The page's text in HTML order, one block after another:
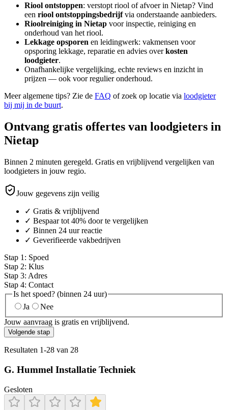
Riool ontstoppen: verstopt riool of afvoer in Nietap? Vind
een riool ontstoppingsbedrijfvia onderstaande aanbieders.
Rioolreiniging in Nietap voor inspectie, reiniging en
onderhoud van het riool.
Lekkage opsporen en leidingwerk: vakmensen voor
opsporing lekkage, reparatie en advies overkosten
loodgieter.
Onafhankelijke vergelijking, echte reviews en inzicht in
prijzen — ook voor regulier onderhoud.
Meer algemene tips? Zie de FAQ of zoek op locatie via loodgieter
bij mij in de buurt.
Ontvang gratis offertes van loodgieters in
Nietap
Binnen 2 minuten geregeld. Gratis en vrijblijvend vergelijken van
loodgieters in jouw regio.
Jouw gegevens zijn veilig
✓ Gratis & vrijblijvend
✓ Bespaar tot 40% door te vergelijken
✓ Binnen 24 uur reactie
✓ Geverifieerde vakbedrijven
Stap 1 : Spoed
Stap 2: Klus
Stap 3: Adres
Stap 4: Contact
Is het spoed? (binnen 24 uur)
Ja
Nee
Jouw aanvraag is gratis en vrijblijvend.
Volgende stap
Resultaten 1-28 van 28
G. Hummel Installatie Techniek
Gesloten